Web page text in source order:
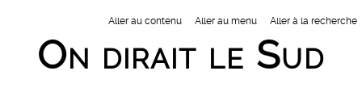
Aller au contenu Aller au menu Aller à la recherche
On dirait le Sud